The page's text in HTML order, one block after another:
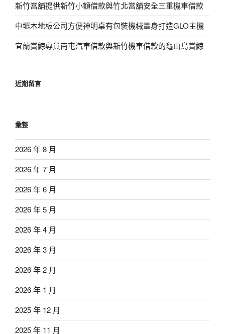
新竹當舖提供新竹小額借款與竹北當舖安全三重機車借款
中壢木地板公司方便神明桌有包裝機械量身打造GLO主機
宜蘭賞鯨專員南屯汽車借款與新竹機車借款的龜山島賞鯨
近期留言
彙整
2026 年 8 月
2026 年 7 月
2026 年 6 月
2026 年 5 月
2026 年 4 月
2026 年 3 月
2026 年 2 月
2026 年 1 月
2025 年 12 月
2025 年 11 月